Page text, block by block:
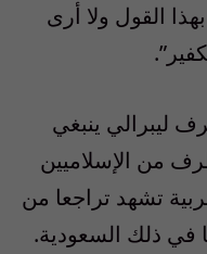
القول ولا أرى
ليبرالي ينبغي
من الإسلاميين
تشهد تراجعا من
في ذلك السعودية.